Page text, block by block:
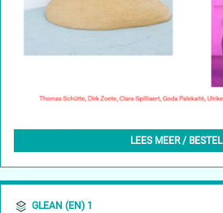
GLEAN (NL) 1, OKTOBER 2023
LEES MEER / BESTEL
GLEAN (EN) 1